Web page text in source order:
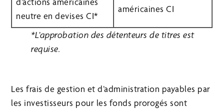
neutre en devises CI*
américaines CI
*L’approbation des détenteurs de titres est
requise.
Les frais de gestion et d’administration payables par
les investisseurs pour les fonds prorogés sont